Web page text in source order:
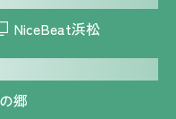
NiceBeat浜松
郷